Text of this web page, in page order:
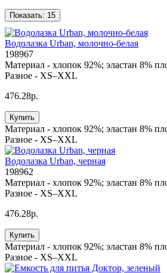
Показать: 15
Водолазка Urban, молочно-белая
198967
Материал - хлопок 92%; эластан 8%
Разное - XS–XXL
476.28р.
Купить
Материал - хлопок 92%; эластан 8%
Разное - XS–XXL
Водолазка Urban, черная
198962
Материал - хлопок 92%; эластан 8%
Разное - XS–XXL
476.28р.
Купить
Материал - хлопок 92%; эластан 8%
Разное - XS–XXL